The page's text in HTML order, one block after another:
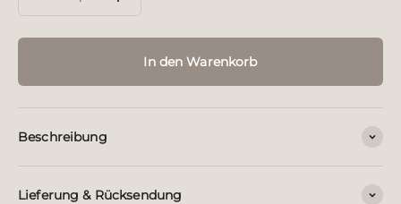
In den Warenkorb
Beschreibung
Lieferung & Rücksendung